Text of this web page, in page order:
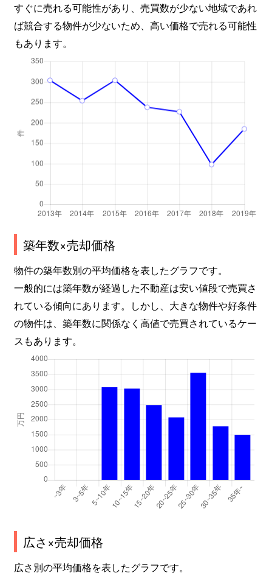
すぐに売れる可能性があり、売買数が少ない地域であれ
ば競合する物件が少ないため、高い価格で売れる可能性
もあります。
築年数×売却価格
物件の築年数別の平均価格を表したグラフです。
一般的には築年数が経過した不動産は安い値段で売買さ
れている傾向にあります。しかし、大きな物件や好条件
の物件は、築年数に関係なく高値で売買されているケー
スもあります。
広さ×売却価格
広さ別の平均価格を表したグラフです。